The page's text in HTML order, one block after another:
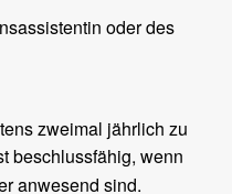
oder des
zweimal jährlich zu
beschlussfähig, wenn
anwesend sind.